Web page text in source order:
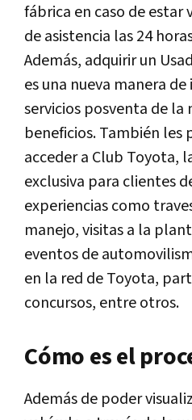
fábrica en caso de estar
de asistencia las 24
Además, adquirir un
es una nueva manera
servicios posventa de la
beneficios. También
acceder a Club Toyota,
exclusiva para clientes
experiencias como
manejo, visitas a la
eventos de
en la red de Toyota,
concursos, entre otros.
Cómo es el
Además de poder